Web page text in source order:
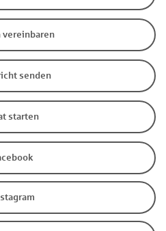
vereinbaren
senden
starten